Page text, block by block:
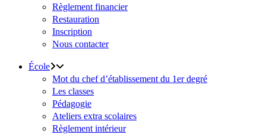
Règlement financier
Restauration
Inscription
Nous contacter
École
Mot du chef d’établissement du 1er degré
Les classes
Pédagogie
Ateliers extra scolaires
Règlement intérieur